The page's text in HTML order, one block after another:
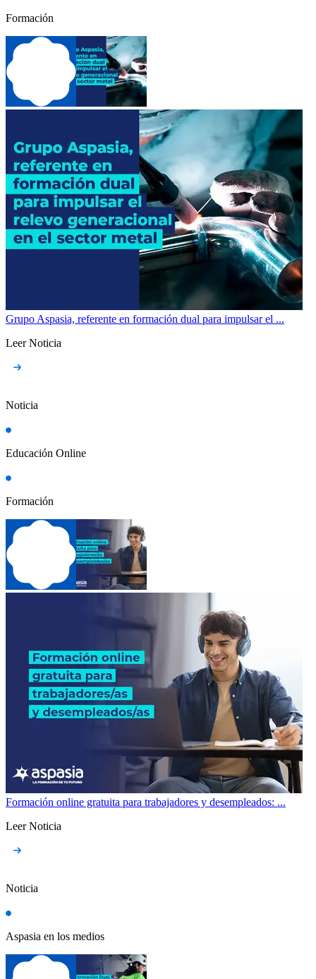
Formación
Grupo Aspasia, referente en formación dual para impulsar el ...
Leer Noticia
Noticia
Educación Online
Formación
Formación online gratuita para trabajadores y desempleados: ...
Leer Noticia
Noticia
Aspasia en los medios